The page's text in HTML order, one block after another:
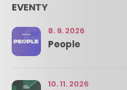
EVENTY
8. 9. 2026
People
10. 11. 2026